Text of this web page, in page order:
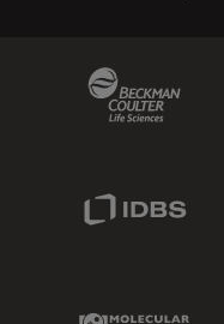
Molecular